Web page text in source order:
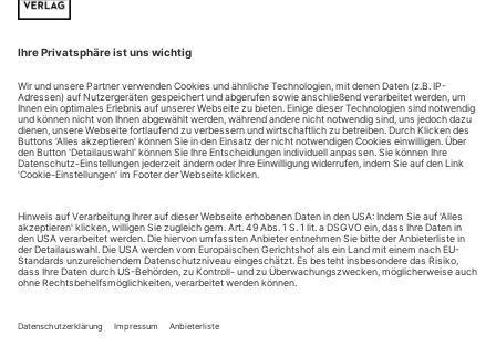
Theater heute sind Sie jederzeit über die wichtigsten
Ereignisse informiert. Theater heute erscheint 12-mal im
Jahr mit einem Doppelheft im Juli und dem Jahrbuch im
August.
Sie erhalten Zugang zum Online-Archiv von Theater
heute und können sowohl das aktuelle ePaper als auch
das ePaper-Archiv über Ihren Account auf www.der-
theaterverlag.de einsehen. Zugang zur App auf Anfrage.
Das Abonnement hat eine Laufzeit von einem Monat und
verlängert sich jeweils um einen weiteren Monat, sofern
es nicht vom Kunden auf der Seite „Mein Konto/Meine
Bestellungen“ auf www.der-theaterverlag.de gekündigt